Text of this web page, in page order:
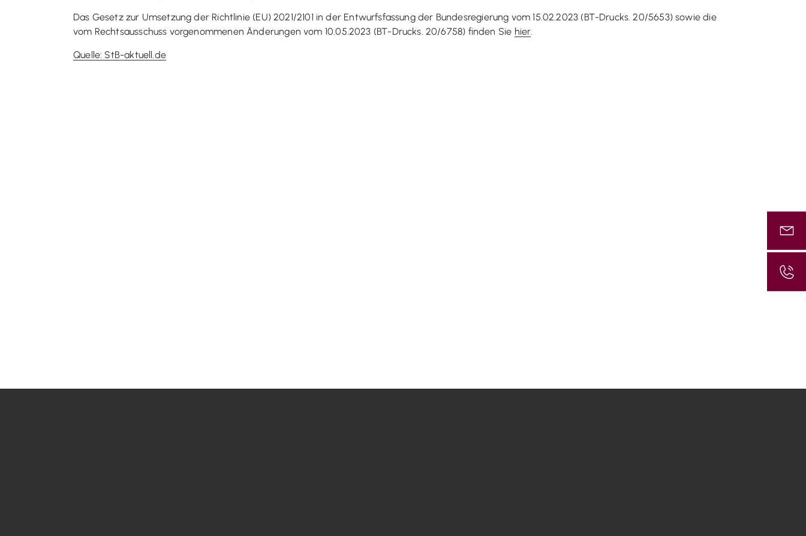
Das Gesetz zur Umsetzung der Richtlinie (EU) 2021/2101 in der Entwurfsfassung der Bundesregierung vom 15.02.2023 (BT-Drucks. 20/5653) sowie die
vom Rechtsausschuss vorgenommenen Änderungen vom 10.05.2023 (BT-Drucks. 20/6758) finden Sie hier.
Quelle: StB-aktuell.de